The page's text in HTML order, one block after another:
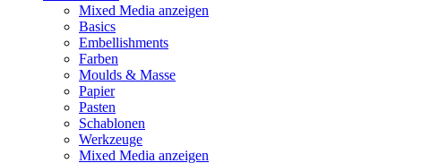
Mixed Media anzeigen
Basics
Embellishments
Farben
Moulds & Masse
Papier
Pasten
Schablonen
Werkzeuge
Mixed Media anzeigen